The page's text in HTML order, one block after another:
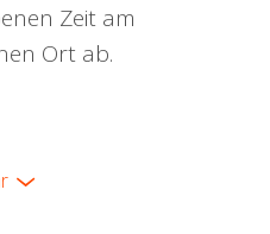
Zeit am
Ort ab.